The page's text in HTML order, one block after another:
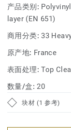
产品类别:
layer (EN 651)
商用分类:33
原产地: France
表面处理:Top
数量/盒:20
块材 (1 参考)